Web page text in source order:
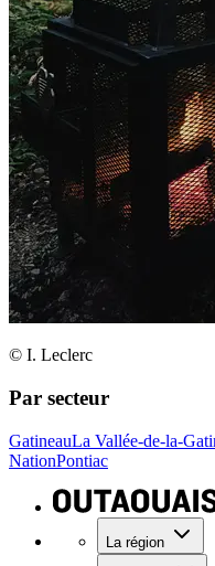
© I. Leclerc
Par secteur
GatineauLa Vallée-de-la-
NationPontiac
La région